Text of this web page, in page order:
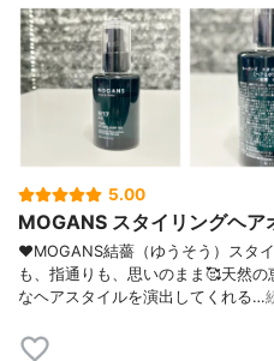
5.00
MOGANS スタイリングヘア
♥MOGANS結薔（ゆうそう）スタ
も、指通りも、思いのまま🥰天然
なヘアスタイルを演出してくれる…